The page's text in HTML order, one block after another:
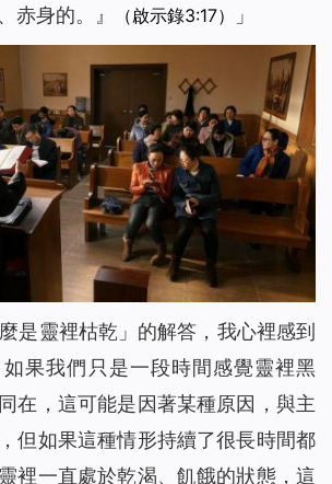
赤身的。
』 （啟示錄3:17） 」
是靈裡枯乾」的解答，我心裡感到
果我們只是一段時間感覺靈裡黑
在，這可能是因著某種原因，與主
但如果這種情形持續了很長時間都
裡一直處於乾渴、飢餓的狀態，這